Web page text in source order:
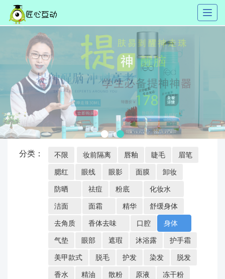
Toggle
分类： 不限 妆前隔离 唇釉 睫毛 眉笔
腮红 眼线 眼影 面膜 卸妆
防晒 祛痘 粉底 化妆水
洁面 面霜 精华 舒缓身体
去角质 香体去味 口腔 身体
气垫 眼部 遮瑕 沐浴露 护手霜
美甲款式 脱毛 护发 染发 脱发
香水 精油 散粉 原液 冻干粉